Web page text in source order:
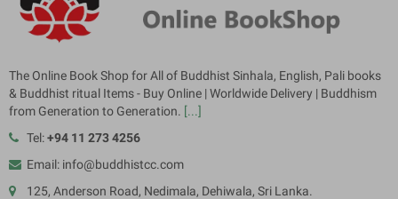
The Online Book Shop for All of Buddhist Sinhala, English, Pali books
& Buddhist ritual Items - Buy Online | Worldwide Delivery | Buddhism
from Generation to Generation. [...]
Tel:+94 11 273 4256
Email: info@buddhistcc.com
125, Anderson Road, Nedimala, Dehiwala, Sri Lanka.